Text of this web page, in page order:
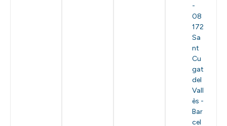
-
08
172
Sa
nt
Cu
gat
del
Vall
ès -
Bar
cel